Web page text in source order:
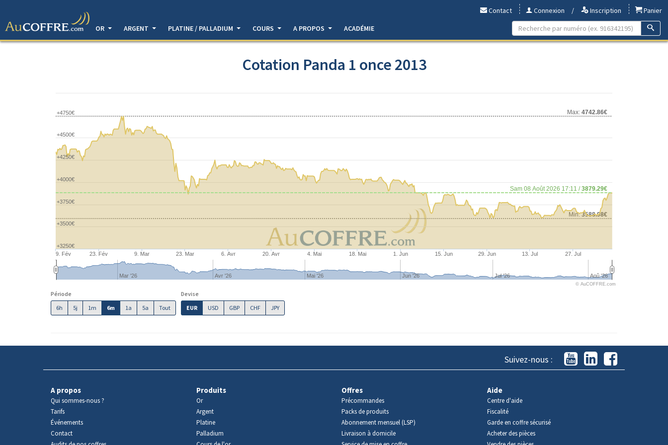
Contact Connexion / Inscription
Panier
OR
ARGENT PLATINE / PALLADIUM COURS A PROPOS ACADÉMIE
Cotation Panda 1 once 2013
Min:3588.98€
Max: 4742.86€
Sam 08 Août 2026 17:11 /3879.29€
9. Fév 23. Fév 9. Mar 23. Mar 6. Avr 20. Avr 4. Mai 18. Mai 1. Jun 15. Jun 29. Jun 13. Jul 27. Jul
Mar '26 Avr '26 Mai '26 Jun '26 Jul '26 Aoû '26
+3250€
+3500€
+3750€
+4000€
+4250€
+4500€
+4750€
© AuCOFFRE.com
Période
6h
5j 1m 6m 1a 5a Tout
Devise
EUR
USD GBP CHF JPY
Suivez-nous :
A propos
Qui sommes-nous ?
Tarifs
Événements
Contact
Produits
Or
Argent
Platine
Palladium
Offres
Précommandes
Packs de produits
Abonnement mensuel (LSP)
Livraison à domicile
Aide
Centre d'aide
Fiscalité
Garde en coffre sécurisé
Acheter des pièces